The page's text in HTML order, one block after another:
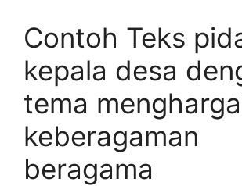
Contoh Teks
kepala desa
tema
keberagaman
beragama